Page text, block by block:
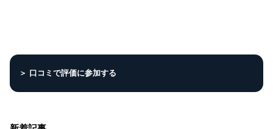
＞ 口コミで評価に参加する